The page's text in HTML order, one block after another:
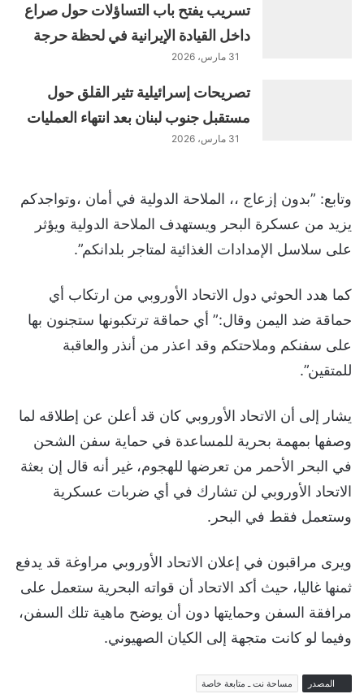
تسريب يفتح باب التساؤلات حول صراع
داخل القيادة الإيرانية في لحظة حرجة
31 مارس، 2026
تصريحات إسرائيلية تثير القلق حول
مستقبل جنوب لبنان بعد انتهاء العمليات
31 مارس، 2026
وتابع: ”بدون إزعاج ،، الملاحة الدولية في أمان ،وتواجدكم
يزيد من عسكرة البحر ويستهدف الملاحة الدولية ويؤثر
على سلاسل الإمدادات الغذائية لمتاجر بلدانكم”.
كما هدد الحوثي دول الاتحاد الأوروبي من ارتكاب أي
حماقة ضد اليمن وقال:” أي حماقة ترتكبونها ستجنون بها
على سفنكم وملاحتكم وقد اعذر من أنذر والعاقبة
للمتقين”.
يشار إلى أن الاتحاد الأوروبي كان قد أعلن عن إطلاقه لما
وصفها بمهمة بحرية للمساعدة في حماية سفن الشحن
في البحر الأحمر من تعرضها للهجوم، غير أنه قال إن بعثة
الاتحاد الأوروبي لن تشارك في أي ضربات عسكرية
وستعمل فقط في البحر.
ويرى مراقبون في إعلان الاتحاد الأوروبي مراوغة قد يدفع
ثمنها غاليا، حيث أكد الاتحاد أن قواته البحرية ستعمل على
مرافقة السفن وحمايتها دون أن يوضح ماهية تلك السفن،
وفيما لو كانت متجهة إلى الكيان الصهيوني.
المصدر مساحة نت ـ متابعة خاصة